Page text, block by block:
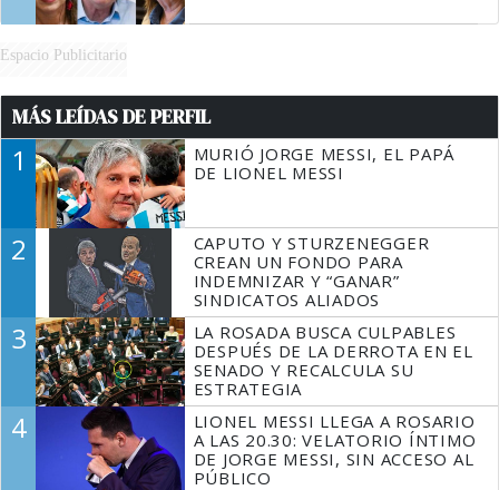
Espacio Publicitario
MÁS LEÍDAS DE PERFIL
1
MURIÓ JORGE MESSI, EL PAPÁ
DE LIONEL MESSI
2
CAPUTO Y STURZENEGGER
CREAN UN FONDO PARA
INDEMNIZAR Y “GANAR”
SINDICATOS ALIADOS
3
LA ROSADA BUSCA CULPABLES
DESPUÉS DE LA DERROTA EN EL
SENADO Y RECALCULA SU
ESTRATEGIA
4
LIONEL MESSI LLEGA A ROSARIO
A LAS 20.30: VELATORIO ÍNTIMO
DE JORGE MESSI, SIN ACCESO AL
PÚBLICO